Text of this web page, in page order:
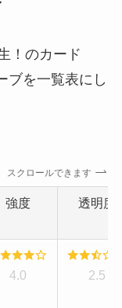
！のカード
ブを一覧表にし
スクロールできます
強度 透明度
4.0 2.5